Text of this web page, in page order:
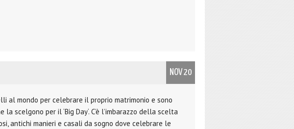
NOV 20
al mondo per celebrare il proprio matrimonio e sono
scelgono per il ‘Big Day‘. C’è l’imbarazzo della scelta
antichi manieri e casali da sogno dove celebrare le